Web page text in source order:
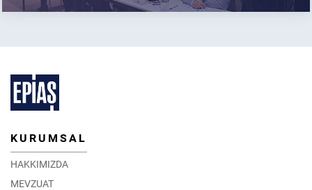
KURUMSAL
HAKKIMIZDA
MEVZUAT